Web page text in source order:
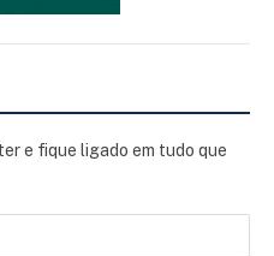
e fique ligado em tudo que